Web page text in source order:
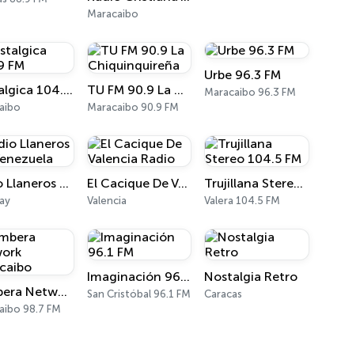
Maracaibo
Nostalgica 104.9 FM TU FM 90.9 La Chiquinquireña
Maracaibo 90.9 FM
Urbe 96.3 FM
Maracaibo 96.3 FM
Radio Llaneros Por Venezuela El Cacique De Valencia Radio
Valencia
Trujillana Stereo 104.5 FM
Valera 104.5 FM
Rumbera Network Maracaibo
98.7 FM
Imaginación 96.1 FM
San Cristóbal 96.1 FM
Nostalgia Retro
Caracas